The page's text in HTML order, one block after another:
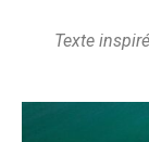
Texte